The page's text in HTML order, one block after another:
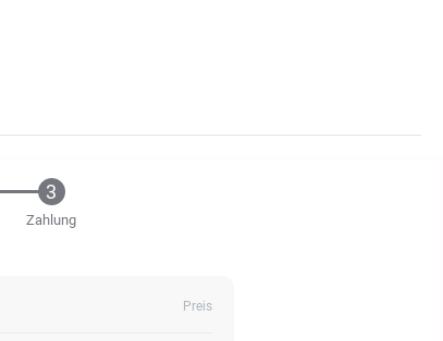
Zahlung
Preis